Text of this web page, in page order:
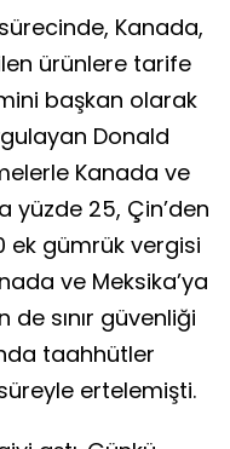
Kanada,
ürünlere tarife
başkan olarak
Donald
Kanada ve
yüzde 25, Çin’den
ek gümrük vergisi
ve Meksika’ya
sınır güvenliği
taahhütler
süreyle ertelemişti.